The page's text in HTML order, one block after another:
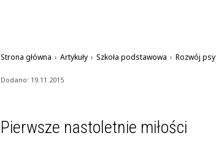
Strona główna › Artykuły › Szkoła podstawowa › Rozwój
Dodano: 19.11.2015
Pierwsze nastoletnie miłości